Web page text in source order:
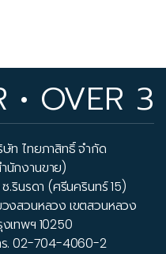
OVER
ท ไทยภาสิทธิ์ จำกัด
นักงานขาย)
ซ.รินรดา (ศรีนครินทร์ 15)
งสวนหลวง เขตสวนหลวง
เทพฯ 10250
.02-704-4060-2